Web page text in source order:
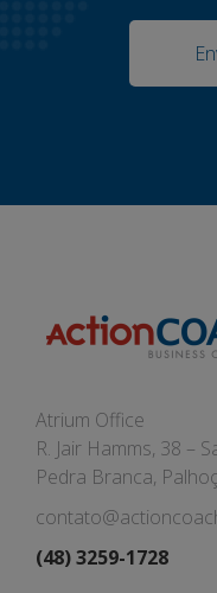
Atrium Office
R. Jair Hamms, 38 –
Pedra Branca,
(48) 3259-1728